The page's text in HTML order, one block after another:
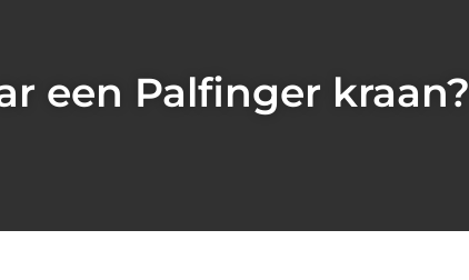
een Palfinger kraan?